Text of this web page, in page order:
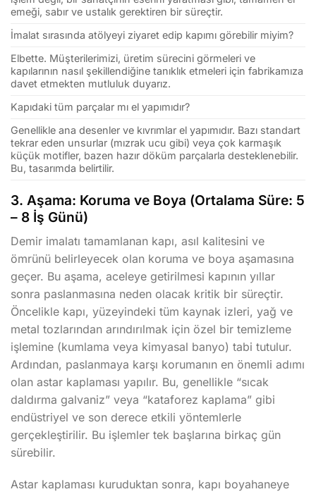
emeği, sabır ve ustalık gerektiren bir süreçtir.
İmalat sırasında atölyeyi ziyaret edip kapımı görebilir miyim?
Elbette. Müşterilerimizi, üretim sürecini görmeleri ve
kapılarının nasıl şekillendiğine tanıklık etmeleri için fabrikamıza
davet etmekten mutluluk duyarız.
Kapıdaki tüm parçalar mı el yapımıdır?
Genellikle ana desenler ve kıvrımlar el yapımıdır. Bazı standart
tekrar eden unsurlar (mızrak ucu gibi) veya çok karmaşık
küçük motifler, bazen hazır döküm parçalarla desteklenebilir.
Bu, tasarımda belirtilir.
3. Aşama: Koruma ve Boya (Ortalama Süre: 5
– 8 İş Günü)
Demir imalatı tamamlanan kapı, asıl kalitesini ve
ömrünü belirleyecek olan koruma ve boya aşamasına
geçer. Bu aşama, aceleye getirilmesi kapının yıllar
sonra paslanmasına neden olacak kritik bir süreçtir.
Öncelikle kapı, yüzeyindeki tüm kaynak izleri, yağ ve
metal tozlarından arındırılmak için özel bir temizleme
işlemine (kumlama veya kimyasal banyo) tabi tutulur.
Ardından, paslanmaya karşı korumanın en önemli adımı
olan astar kaplaması yapılır. Bu, genellikle “sıcak
daldırma galvaniz” veya “kataforez kaplama” gibi
endüstriyel ve son derece etkili yöntemlerle
gerçekleştirilir. Bu işlemler tek başlarına birkaç gün
sürebilir.
Astar kaplaması kuruduktan sonra, kapı boyahaneye